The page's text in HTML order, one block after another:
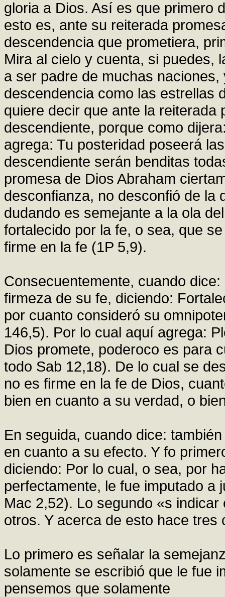
gloria a Dios. Así es que primero
esto es, ante su reiterada
descendencia que prometiera,
Mira al cielo y cuenta, si puedes,
a ser padre de muchas
descendencia como las estrellas
quiere decir que ante la reiterada
descendiente, porque como
agrega: Tu posteridad poseerá
descendiente serán benditas
promesa de Dios Abraham
desconfianza, no desconfió de la
dudando es semejante a la ola
fortalecido por la fe, o sea, que
firme en la fe (1P 5,9).
Consecuentemente, cuando
firmeza de su fe, diciendo:
por cuanto consideró su
146,5). Por lo cual aquí agrega:
Dios promete, poderoco es para
todo Sab 12,18). De lo cual se
no es firme en la fe de Dios,
bien en cuanto a su verdad, o
En seguida, cuando dice:
en cuanto a su efecto. Y fo
diciendo: Por lo cual, o sea, por
perfectamente, le fue imputado a
Mac 2,52). Lo segundo «s
otros. Y acerca de esto hace tres
Lo primero es señalar la
solamente se escribió que le fue
pensemos que solamente